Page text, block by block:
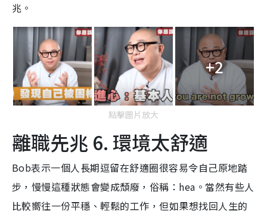
兆。
+2
點擊圖片放大
離職先兆 6. 環境太舒適
Bob表示一個人長期逗留在舒適圈很容易令自己原地踏
步，慢慢這種狀態會變成頹廢，俗稱：hea。當然有些人
比較嚮往一份平穩、輕鬆的工作，但如果想找回人生的